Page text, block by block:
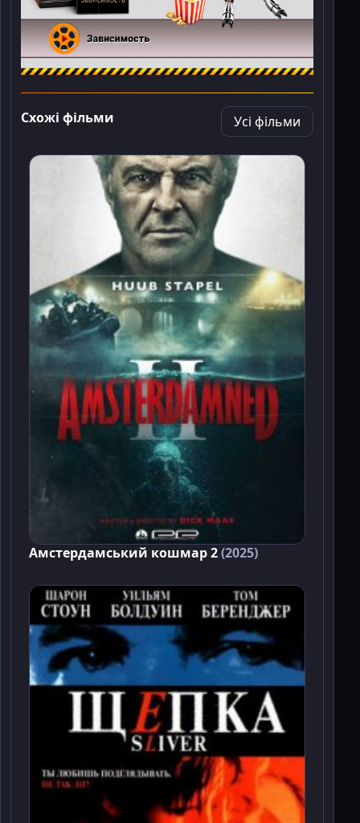
Схожі фільми Усі фільми
Амстердамський кошмар 2(2025)